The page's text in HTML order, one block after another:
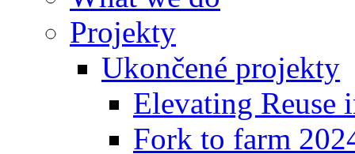
Projekty
Ukončené projekty
Elevating Reuse
Fork to farm